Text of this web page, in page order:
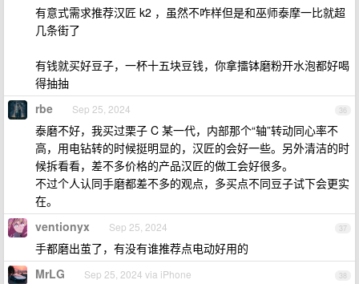
有意式需求推荐汉匠 k2 ，虽然不咋样但是和巫师泰摩一比就超
几条街了
有钱就买好豆子，一杯十五块豆钱，你拿擂钵磨粉开水泡都好喝
得抽抽
36
rbe Sep 25, 2024
泰磨不好，我买过栗子 C 某一代，内部那个“轴”转动同心率不
高，用电钻转的时候挺明显的，汉匠的会好一些。另外清洁的时
候拆看看，差不多价格的产品汉匠的做工会好很多。
不过个人认同手磨都差不多的观点，多买点不同豆子试下会更实
在。
37
ventionyx Sep 25, 2024
手都磨出茧了，有没有谁推荐点电动好用的
38
MrLG Sep 25, 2024 via iPhone